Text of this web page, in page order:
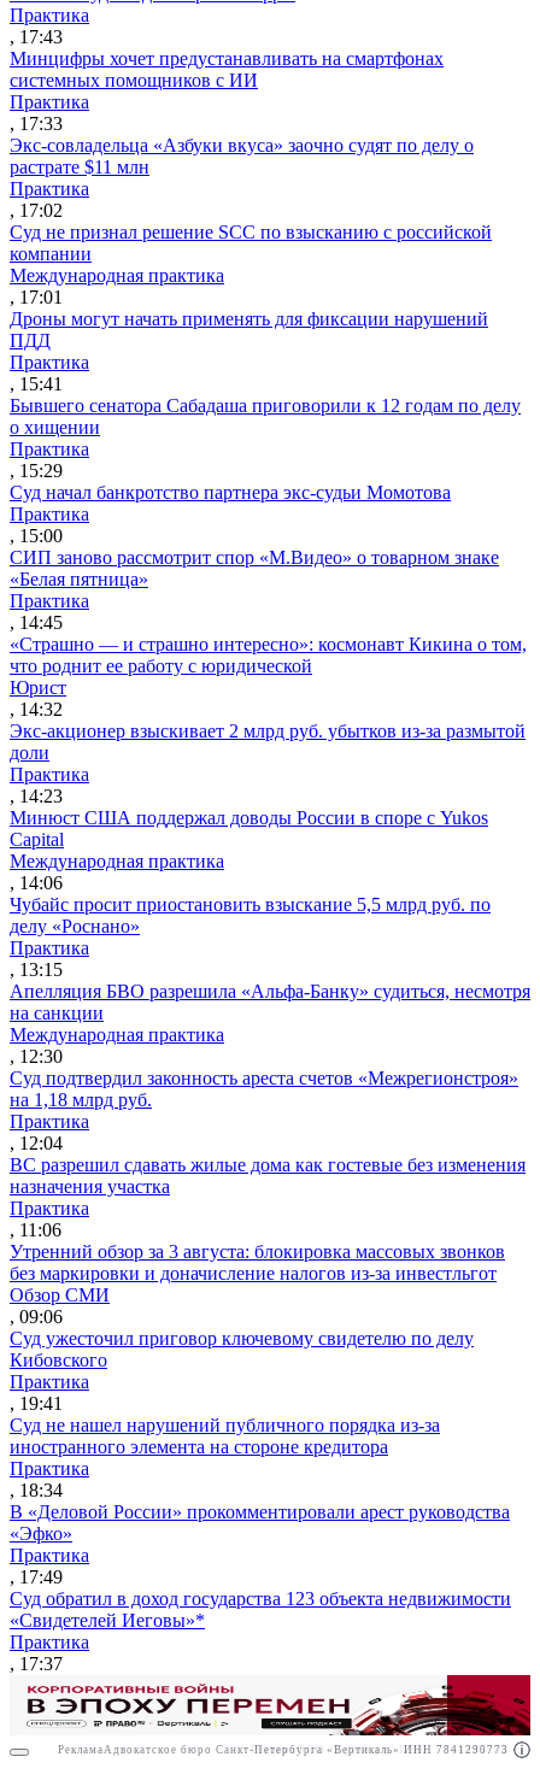
РекламаООО "Право.ру" ИНН: 7704835288
Практика
, 17:43
Минцифры хочет предустанавливать на смартфонах
системных помощников с ИИ
Практика
, 17:33
Экс-совладельца «Азбуки вкуса» заочно судят по делу о
растрате $11 млн
Практика
, 17:02
Суд не признал решение SCC по взысканию с российской
компании
Международная практика
, 17:01
Дроны могут начать применять для фиксации нарушений
ПДД
Практика
, 15:41
Бывшего сенатора Сабадаша приговорили к 12 годам по делу
о хищении
Практика
, 15:29
Суд начал банкротство партнера экс-судьи Момотова
Практика
, 15:00
СИП заново рассмотрит спор «М.Видео» о товарном знаке
«Белая пятница»
Практика
, 14:45
«Страшно — и страшно интересно»: космонавт Кикина о том,
что роднит ее работу с юридической
Юрист
, 14:32
Экс-акционер взыскивает 2 млрд руб. убытков из-за размытой
доли
Практика
, 14:23
Минюст США поддержал доводы России в споре с Yukos
Capital
Международная практика
, 14:06
Чубайс просит приостановить взыскание 5,5 млрд руб. по
делу «Роснано»
Практика
, 13:15
Апелляция БВО разрешила «Альфа-Банку» судиться, несмотря
на санкции
Международная практика
, 12:30
Суд подтвердил законность ареста счетов «Межрегионстроя»
на 1,18 млрд руб.
Практика
, 12:04
ВС разрешил сдавать жилые дома как гостевые без изменения
назначения участка
Практика
, 11:06
Утренний обзор за 3 августа: блокировка массовых звонков
без маркировки и доначисление налогов из-за инвестльгот
Обзор СМИ
, 09:06
Суд ужесточил приговор ключевому свидетелю по делу
Кибовского
Практика
, 19:41
Суд не нашел нарушений публичного порядка из-за
иностранного элемента на стороне кредитора
Практика
, 18:34
В «Деловой России» прокомментировали арест руководства
«Эфко»
Практика
, 17:49
Суд обратил в доход государства 123 объекта недвижимости
«Свидетелей Иеговы»*
Практика
, 17:37
Реклама Адвокатское бюро Санкт-Петербурга «Вертикаль» ИНН 7841290773